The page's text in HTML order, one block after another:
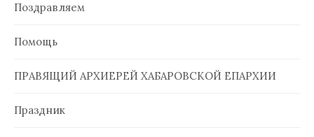
Поздравляем
Помощь
ПРАВЯЩИЙ АРХИЕРЕЙ ХАБАРОВСКОЙ ЕПАРХИИ
Праздник